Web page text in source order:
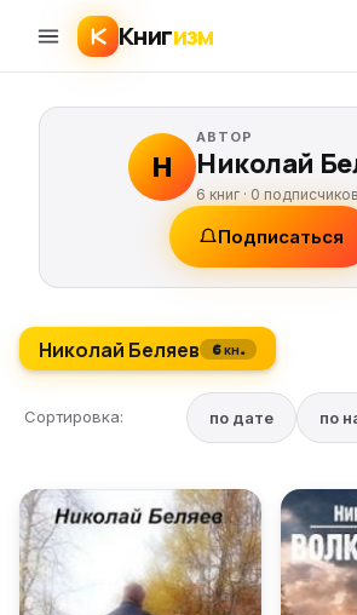
Книгизм
Н
АВТОР
Николай
6 книг ·0 подписчиков
Подписаться
Николай Беляев 6 кн.
Сортировка: по дате по